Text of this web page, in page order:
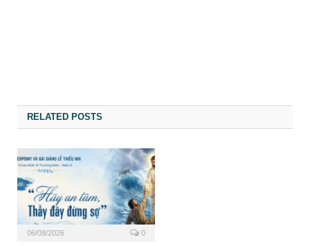
RELATED POSTS
06/08/2026 0